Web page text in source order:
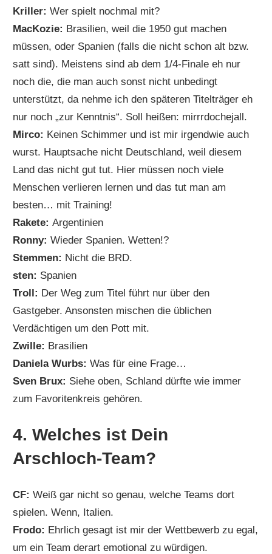
Kriller:Wer spielt nochmal mit?
MacKozie: Brasilien, weil die 1950 gut machen
müssen, oder Spanien (falls die nicht schon alt bzw.
satt sind). Meistens sind ab dem 1/4-Finale eh nur
noch die, die man auch sonst nicht unbedingt
unterstützt, da nehme ich den späteren Titelträger eh
nur noch „zur Kenntnis“. Soll heißen: mirrrdochejall.
Mirco: Keinen Schimmer und ist mir irgendwie auch
wurst. Hauptsache nicht Deutschland, weil diesem
Land das nicht gut tut. Hier müssen noch viele
Menschen verlieren lernen und das tut man am
besten… mit Training!
Rakete:Argentinien
Ronny:Wieder Spanien. Wetten!?
Stemmen: Nicht die BRD.
sten: Spanien
Troll: Der Weg zum Titel führt nur über den
Gastgeber. Ansonsten mischen die üblichen
Verdächtigen um den Pott mit.
Zwille: Brasilien
Daniela Wurbs:Was für eine Frage…
Sven Brux: Siehe oben, Schland dürfte wie immer
zum Favoritenkreis gehören.
4. Welches ist Dein
Arschloch-Team?
CF: Weiß gar nicht so genau, welche Teams dort
spielen. Wenn, Italien.
Frodo: Ehrlich gesagt ist mir der Wettbewerb zu egal,
um ein Team derart emotional zu würdigen.